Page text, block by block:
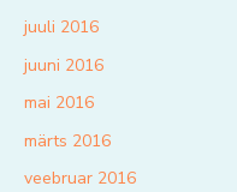
juuli 2016
juuni 2016
mai 2016
märts 2016
veebruar 2016